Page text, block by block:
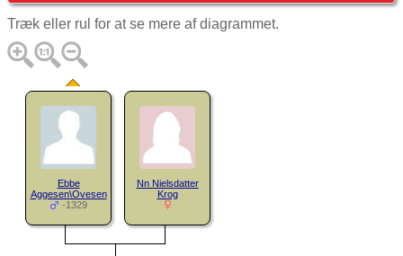
Træk eller rul for at se mere af diagrammet.
Ebbe
Aggesen\Ovesen
-1329
Nn Nielsdatter
Krog